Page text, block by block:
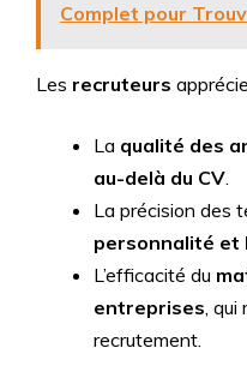
Complet pour
Les recruteurs
La qualité des
au-delà du CV.
La précision des
personnalité et
L’efficacité du
entreprises, qui
recrutement.